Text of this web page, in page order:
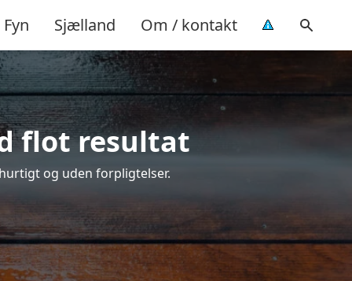
Fyn Sjælland Om / kontakt
flot resultat
og uden forpligtelser.